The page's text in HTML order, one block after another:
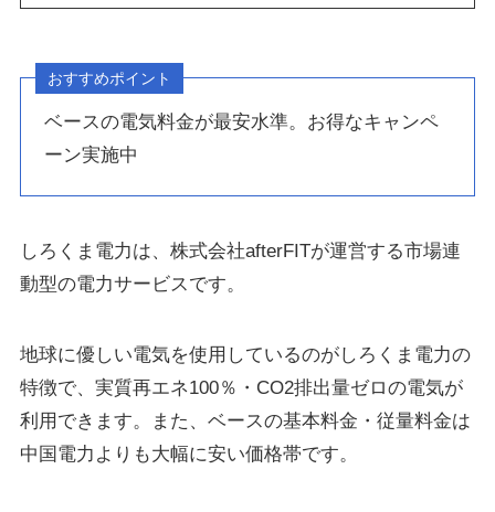
おすすめポイント
ベースの電気料金が最安水準。お得なキャンペ
ーン実施中
しろくま電力は、株式会社afterFITが運営する市場連
動型の電力サービスです。
地球に優しい電気を使用しているのがしろくま電力の
特徴で、実質再エネ100％・CO2排出量ゼロの電気が
利用できます。また、ベースの基本料金・従量料金は
中国電力よりも大幅に安い価格帯です。